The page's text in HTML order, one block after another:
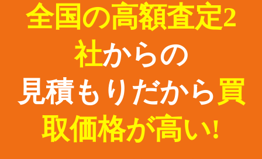
全国の高額査定2
社からの
見積もりだから 買
取価格が高い!